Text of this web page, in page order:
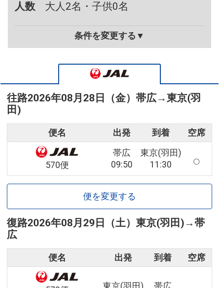
人数
大人2名・子供0名
条件を変更する▼
往路2026年08月28日（金） 帯広→東京(羽
田)
便名 出発 到着 空席
570便
帯広
09:50
東京(羽田)
11:30
便を変更する
復路2026年08月29日（土） 東京(羽田) →帯
広
便名 出発 到着 空席